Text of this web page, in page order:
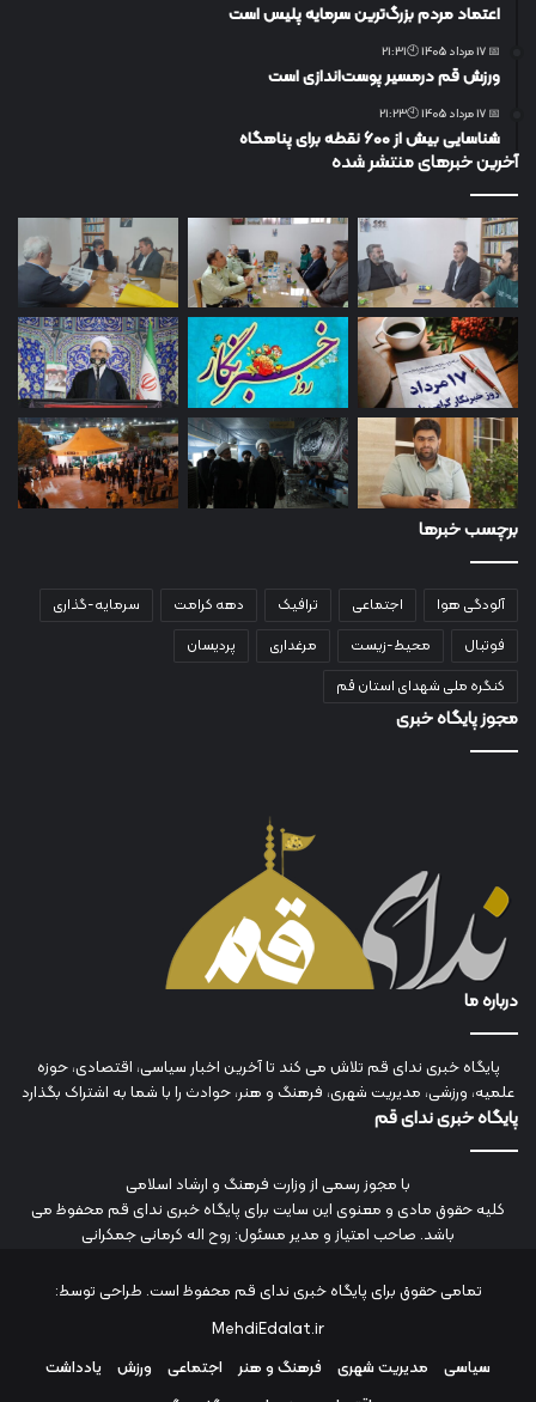
اعتماد مردم بزرگ‌ترین سرمایه پلیس است
📅 17 مرداد 1405 🕙21:31
ورزش قم درمسیر پوست‌اندازی است
📅 17 مرداد 1405 🕙21:23
شناسایی بیش از ۶۰۰ نقطه برای پناهگاه
آخرین خبرهای منتشر شده
برچسب خبرها
آلودگی هوا اجتماعی ترافیک دهه کرامت
سرمایه-گذاری
فوتبال
محیط-زیست مرغداری
پردیسان
کنگره ملی شهدای استان قم
مجوز پایگاه خبری
درباره ما
پایگاه خبری ندای قم تلاش می کند تا آخرین اخبار سیاسی، اقتصادی، حوزه
علمیه، ورزشی، مدیریت شهری، فرهنگ و هنر، حوادث را با شما به اشتراک بگذارد
پایگاه خبری ندای قم
با مجوز رسمی از وزارت فرهنگ و ارشاد اسلامی
کلیه حقوق مادی و معنوی این سایت برای پایگاه خبری ندای قم محفوظ می
باشد. صاحب امتیاز و مدیر مسئول: روح اله کرمانی جمکرانی
تمامی حقوق برای پایگاه خبری ندای قم محفوظ است. طراحی توسط:
MehdiEdalat.ir
سیاسی
مدیریت شهری فرهنگ و هنر اجتماعی ورزش
یادداشت